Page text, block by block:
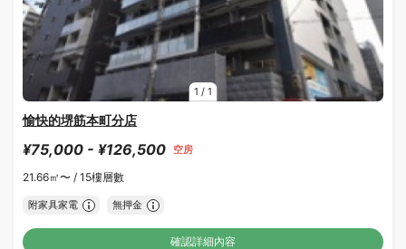
1 / 1
愉快的堺筋本町分店
¥75,000 - ¥126,500 空房
21.66㎡〜 / 15樓層數
附家具家電 無押金
確認詳細內容